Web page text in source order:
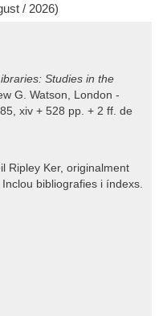
/ 2026)
Studies in the
G. Watson, London -
xiv + 528 pp. + 2 ff. de
Ripley Ker, originalment
bibliografies i índexs.